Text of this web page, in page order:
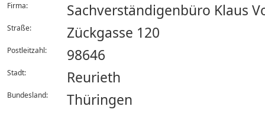
Firma: Sachverständigenbüro Klaus
Straße: Zückgasse 120
Postleitzahl: 98646
Stadt: Reurieth
Bundesland: Thüringen